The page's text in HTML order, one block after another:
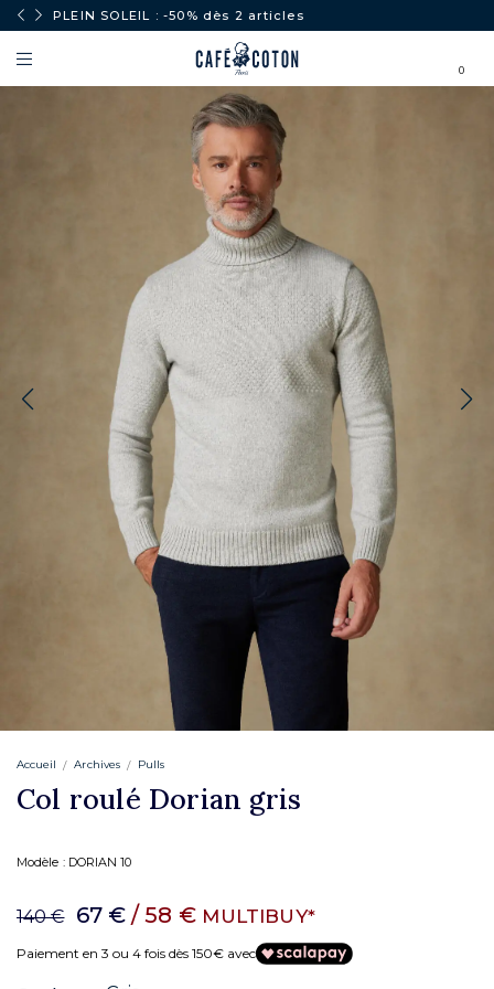
PLEIN SOLEIL : -50% dès 2 articles
0
Accueil Archives Pulls
Col roulé Dorian gris
Modèle : DORIAN 10
140 € 67 € / 58 € MULTIBUY*
Paiement en 3 ou 4 fois dès 150€ avec